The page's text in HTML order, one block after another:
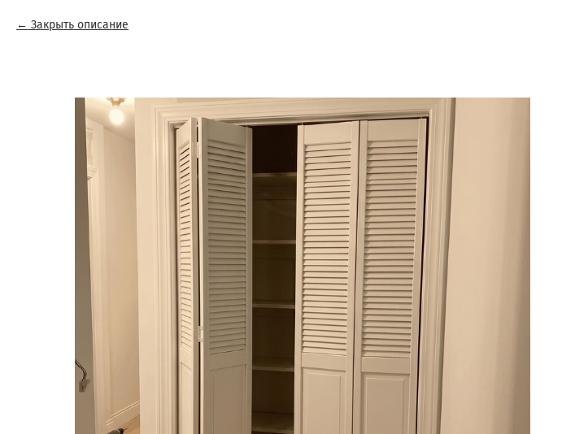
Закрыть описание